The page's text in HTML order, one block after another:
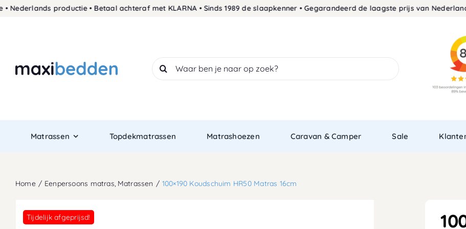
Skip
productie • Betaal achteraf met KLARNA • Sinds 1989 de slaapkenner • Gegarandeerd de laagste prijs van Nederland 30
for:
Matrassen Topdekmatrassen Matrashoezen Caravan & Camper Sale
Home Eenpersoons matras Matrassen 100×190 Koudschuim HR50 Matras 16cm
Tijdelijk afgeprijsd!